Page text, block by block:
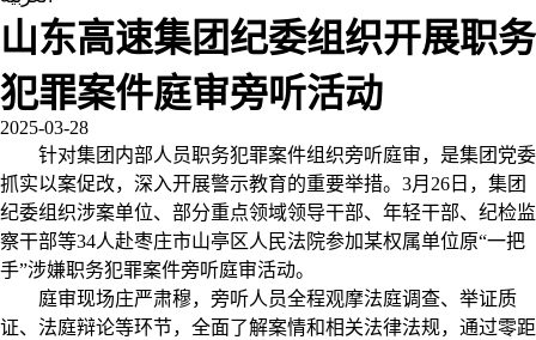
山东高速集团纪委组织开展职务
犯罪案件庭审旁听活动
2025-03-28
针对集团内部人员职务犯罪案件组织旁听庭审，是集团党委
抓实以案促改，深入开展警示教育的重要举措。3月26日，集团
纪委组织涉案单位、部分重点领域领导干部、年轻干部、纪检监
察干部等34人赴枣庄市山亭区人民法院参加某权属单位原“一把
手”涉嫌职务犯罪案件旁听庭审活动。
庭审现场庄严肃穆，旁听人员全程观摩法庭调查、举证质
证、法庭辩论等环节，全面了解案情和相关法律法规，通过零距